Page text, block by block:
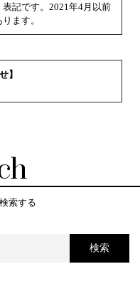
記です。2021年4月以前
ます。
】
索する
検索